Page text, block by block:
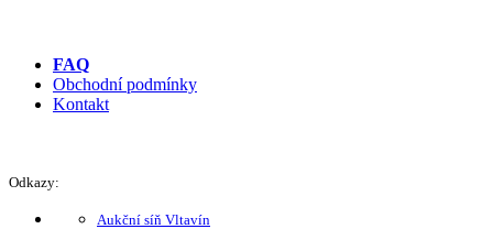
FAQ
Obchodní podmínky
Kontakt
Odkazy:
Aukční síň Vltavín